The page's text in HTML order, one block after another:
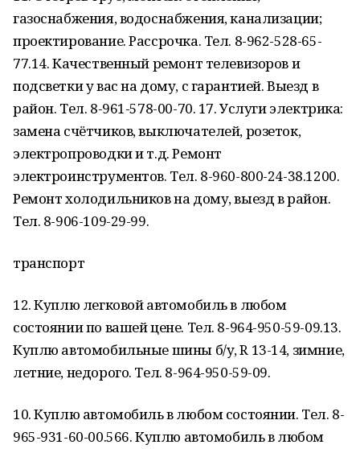
газоснабжения, водоснабжения, канализации;
проектирование. Рассрочка. Тел. 8-962-528-65-
77.14. Качественный ремонт телевизоров и
подсветки у вас на дому, с гарантией. Выезд в
район. Тел. 8-961-578-00-70. 17. Услуги электрика:
замена счётчиков, выключателей, розеток,
электропроводки и т.д. Ремонт
электроинструментов. Тел. 8-960-800-24-38.1200.
Ремонт холодильников на дому, выезд в район.
Тел. 8-906-109-29-99.
транспорт
12. Куплю легковой автомобиль в любом
состоянии по вашей цене. Тел. 8-964-950-59-09.13.
Куплю автомобильные шины б/у, R 13-14, зимние,
летние, недорого. Тел. 8-964-950-59-09.
10. Куплю автомобиль в любом состоянии. Тел. 8-
965-931-60-00.566. Куплю автомобиль в любом